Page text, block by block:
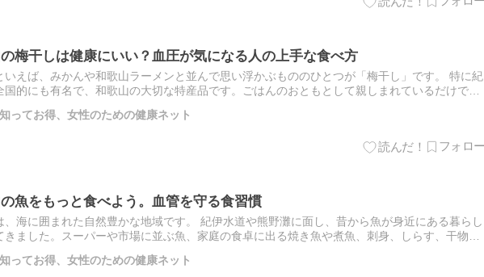
梅干しは健康にいい？血圧が気になる人の上手な食べ方
いえば、みかんや和歌山ラーメンと並んで思い浮かぶもののひとつが「梅干し」です。 特に紀
国的にも有名で、和歌山の大切な特産品です。ごはんのおともとして親しまれているだけでな
知ってお得、女性のための健康ネット
魚をもっと食べよう。血管を守る食習慣
、海に囲まれた自然豊かな地域です。 紀伊水道や熊野灘に面し、昔から魚が身近にある暮らし
きました。スーパーや市場に並ぶ魚、家庭の食卓に出る焼き魚や煮魚、刺身、しらす、干物。
知ってお得、女性のための健康ネット